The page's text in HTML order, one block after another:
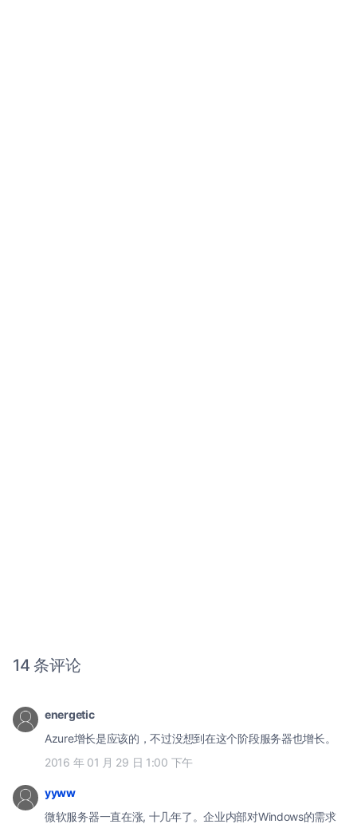
14 条评论
energetic
Azure增长是应该的，不过没想到在这个阶段服务器也增长。
2016 年 01 月 29 日 1:00 下午
yyww
微软服务器一直在涨, 十几年了。企业内部对Windows的需求